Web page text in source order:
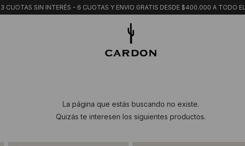
3 CUOTAS SIN INTERÉS - 6 CUOTAS Y ENVIO GRATIS DESDE $400.000 A TODO
La página que estás buscando no existe.
Quizás te interesen los siguientes productos.